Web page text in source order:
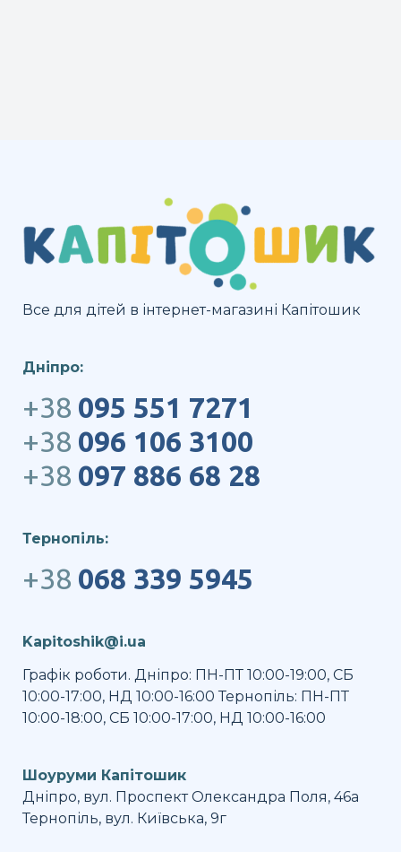
Все для дітей в інтернет-магазині Капітошик
Дніпро:
+38 095 551 7271
+38 096 106 3100
+38 097 886 68 28
Тернопіль:
+38 068 339 5945
Kapitoshik@i.ua
Графік роботи. Дніпро: ПН-ПТ 10:00-19:00, СБ
10:00-17:00, НД 10:00-16:00 Тернопіль: ПН-ПТ
10:00-18:00, СБ 10:00-17:00, НД 10:00-16:00
Шоуруми Капітошик
Дніпро, вул. Проспект Олександра Поля, 46а
Тернопіль, вул. Київська, 9г